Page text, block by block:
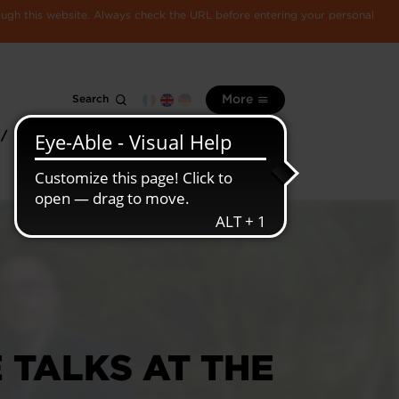
this website. Always check the URL before entering your personal
Search More
/
information
Luxembourg
economy
AT THE